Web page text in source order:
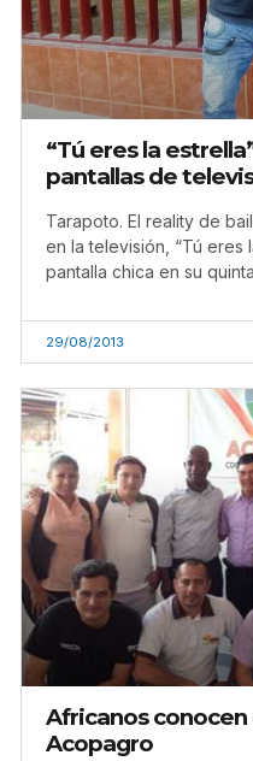
“Tú eres la
pantallas de
Tarapoto. El reality de
en la televisión, “Tú eres
pantalla chica en su quinta
29/08/2013
Africanos
Acopagro